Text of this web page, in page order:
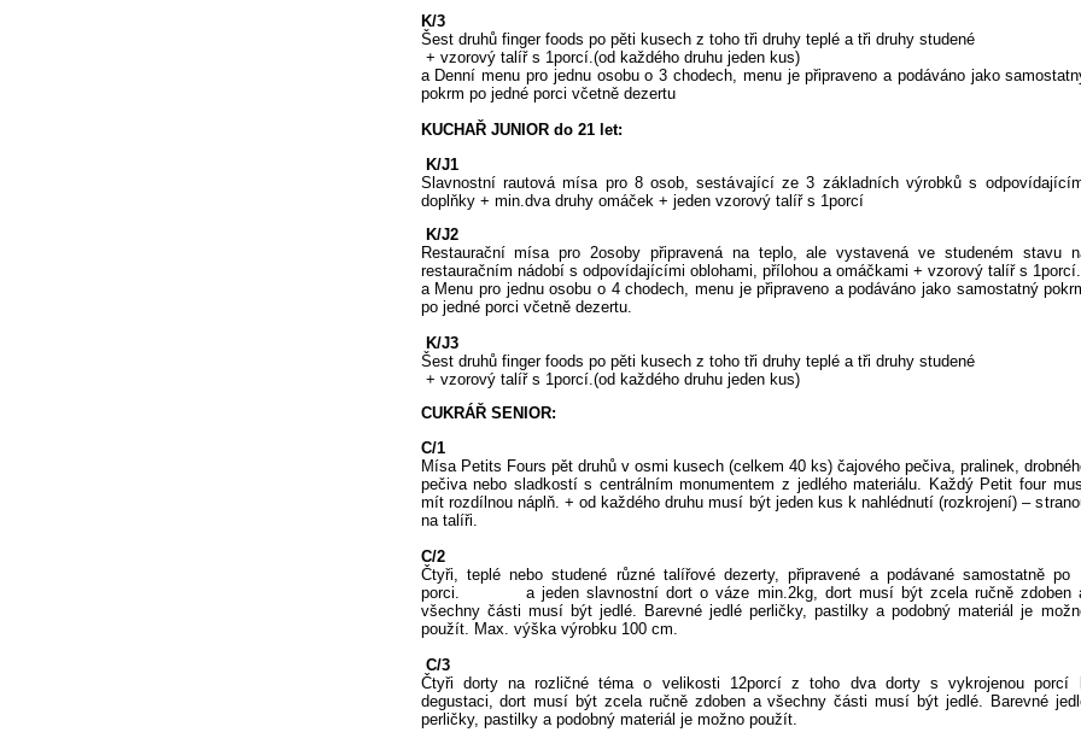
K/3
Šest druhů finger foods po pěti kusech z toho tři druhy teplé a tři druhy studené
+ vzorový talíř s 1porcí.(od každého druhu jeden kus)
a Denní menu pro jednu osobu o 3 chodech, menu je připraveno a podáváno jako
pokrm po jedné porci včetně dezertu
KUCHAŘ JUNIOR do 21 let:
K/J1
Slavnostní rautová mísa pro 8 osob, sestávající ze 3 základních výrobků s
doplňky + min.dva druhy omáček + jeden vzorový talíř s 1porcí
K/J2
Restaurační mísa pro 2osoby připravená na teplo, ale vystavená ve studeném stavu
restauračním nádobí s odpovídajícími oblohami, přílohou a omáčkami + vzorový talíř s 1porcí.
a Menu pro jednu osobu o 4 chodech, menu je připraveno a podáváno jako samostatný
po jedné porci včetně dezertu.
K/J3
Šest druhů finger foods po pěti kusech z toho tři druhy teplé a tři druhy studené
+ vzorový talíř s 1porcí.(od každého druhu jeden kus)
CUKRÁŘ SENIOR:
C/1
Mísa Petits Fours pět druhů v osmi kusech (celkem 40 ks) čajového pečiva, pralinek,
pečiva nebo sladkostí s centrálním monumentem z jedlého materiálu. Každý Petit four
mít rozdílnou náplň. + od každého druhu musí být jeden kus k nahlédnutí (rozkrojení) –
na talíři.
C/2
Čtyři, teplé nebo studené různé talířové dezerty, připravené a podávané samostatně po
porci. a jeden slavnostní dort o váze min.2kg, dort musí být zcela ručně zdoben
všechny části musí být jedlé. Barevné jedlé perličky, pastilky a podobný materiál je
použít. Max. výška výrobku 100 cm.
C/3
Čtyři dorty na rozličné téma o velikosti 12porcí z toho dva dorty s vykrojenou porcí
degustaci, dort musí být zcela ručně zdoben a všechny části musí být jedlé. Barevné
perličky, pastilky a podobný materiál je možno použít.